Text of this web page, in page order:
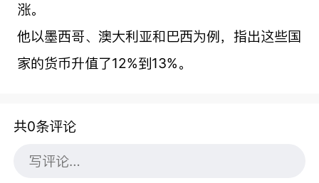
涨。
他以墨西哥、澳大利亚和巴西为例，指出这些国
家的货币升值了12%到13%。
共0条评论